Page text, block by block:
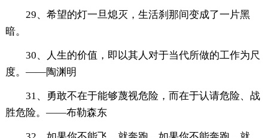
29、希望的灯一旦熄灭，生活刹那间变成了一片黑
暗。
30、人生的价值，即以其人对于当代所做的工作为尺
度。——陶渊明
31、勇敢不在于能够蔑视危险，而在于认请危险、战
胜危险。——布勒森东